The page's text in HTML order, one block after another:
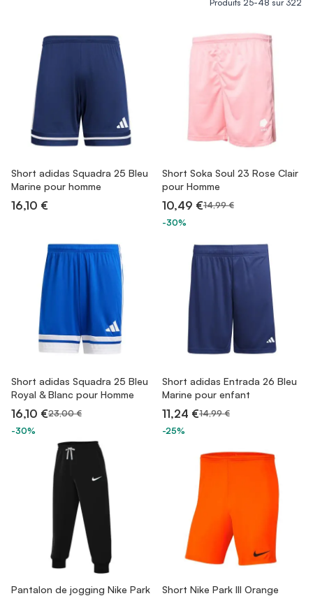
Produits 25-48 sur 322
Short adidas Squadra 25 Bleu
Marine pour homme
16,10 €
Short Soka Soul 23 Rose Clair
pour Homme
10,49 €14,99 €
-30%
Short adidas Squadra 25 Bleu
Royal & Blanc pour Homme
16,10 €23,00 €
-30%
Short adidas Entrada 26 Bleu
Marine pour enfant
11,24 €14,99 €
-25%
Pantalon de jogging Nike Park
Short Nike Park III Orange